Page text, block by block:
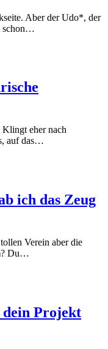
Aber der Udo*, der
schon…
eher nach
auf das…
ich das Zeug
Verein aber die
Du…
Projekt